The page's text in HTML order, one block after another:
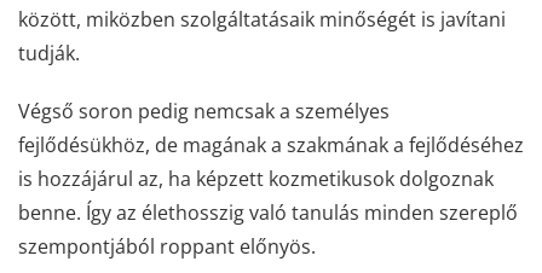
között, miközben szolgáltatásaik minőségét is javítani
tudják.
Végső soron pedig nemcsak a személyes
fejlődésükhöz, de magának a szakmának a fejlődéséhez
is hozzájárul az, ha képzett kozmetikusok dolgoznak
benne. Így az élethosszig való tanulás minden szereplő
szempontjából roppant előnyös.